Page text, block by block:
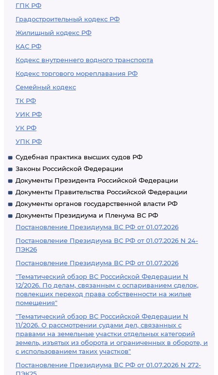
ГПК РФ
Градостроительный кодекс РФ
Жилищный кодекс РФ
КАС РФ
Кодекс внутреннего водного транспорта
Кодекс торгового мореплавания РФ
Семейный кодекс
ТК РФ
УИК РФ
УК РФ
УПК РФ
Судебная практика высших судов РФ
Законы Российской Федерации
Документы Президента Российской Федерации
Документы Правительства Российской Федерации
Документы органов государственной власти РФ
Документы Президиума и Пленума ВС РФ
Постановление Президиума ВС РФ от 01.07.2026
Постановление Президиума ВС РФ от 01.07.2026 N 24-
ПЭК26
Постановление Президиума ВС РФ от 01.07.2026
"Тематический обзор ВС Российской Федерации N
12/2026. По делам, связанным с оспариванием сделок,
повлекших переход права собственности на жилые
помещения"
"Тематический обзор ВС Российской Федерации N
11/2026. О рассмотрении судами дел, связанных с
правами на земельные участки отдельных категорий
земель, изъятых из оборота и ограниченных в обороте, и
с использованием таких участков"
Постановление Президиума ВС РФ от 01.07.2026 N 272-